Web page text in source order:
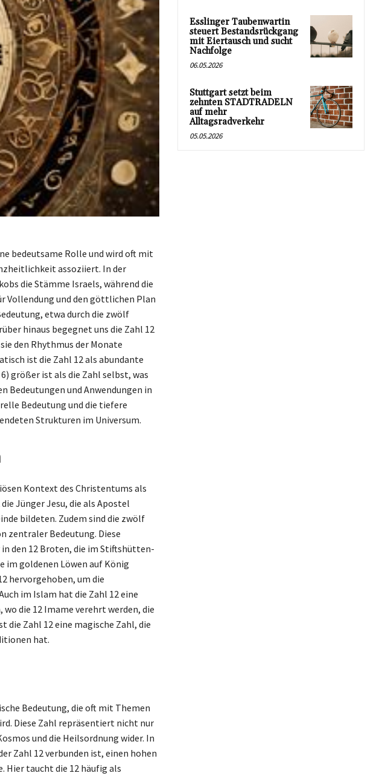
bedeutsame Rolle und wird oft mit
assoziiert. In der
die Stämme Israels, während die
Vollendung und den göttlichen Plan
etwa durch die zwölf
hinaus begegnet uns die Zahl 12
den Rhythmus der Monate
ist die Zahl 12 als abundante
größer ist als die Zahl selbst, was
Bedeutungen und Anwendungen in
Bedeutung und die tiefere
Strukturen im Universum.
Kontext des Christentums als
Jünger Jesu, die als Apostel
bildeten. Zudem sind die zwölf
zentraler Bedeutung. Diese
den 12 Broten, die im Stiftshütten-
im goldenen Löwen auf König
hervorgehoben, um die
im Islam hat die Zahl 12 eine
die 12 Imame verehrt werden, die
Zahl 12 eine magische Zahl, die
hat.
Bedeutung, die oft mit Themen
Diese Zahl repräsentiert nicht nur
und die Heilsordnung wider. In
Zahl 12 verbunden ist, einen hohen
Hier taucht die 12 häufig als
Esslinger Taubenwartin
steuert Bestandsrückgang
mit Eiertausch und sucht
Nachfolge
06.05.2026
Stuttgart setzt beim
zehnten STADTRADELN
auf mehr
Alltagsradverkehr
05.05.2026